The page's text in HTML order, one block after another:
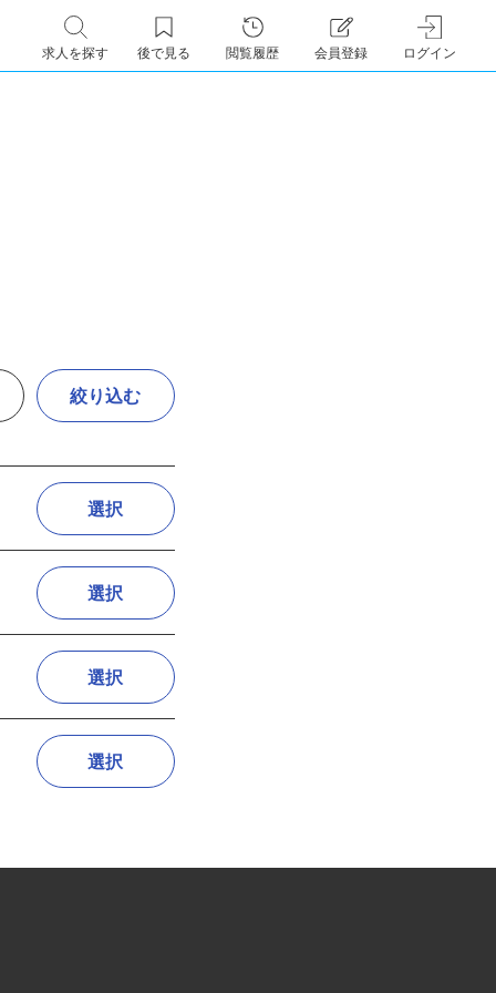
求人を探す 後で見る 閲覧履歴 会員登録 ログイン
絞り込む
選択
選択
選択
選択